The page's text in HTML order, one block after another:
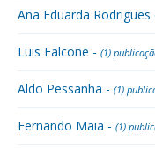
Ana Eduarda Rodrigues
Luis Falcone - (1)
Aldo Pessanha - (1)
Fernando Maia - (1)